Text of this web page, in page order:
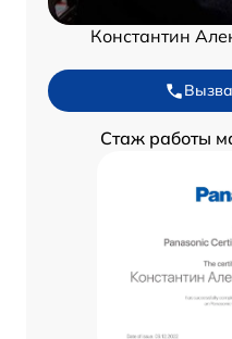
Константин
Стаж работы